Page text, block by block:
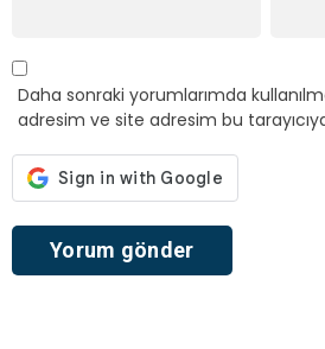
Daha sonraki yorumlarımda
adresim ve site adresim bu